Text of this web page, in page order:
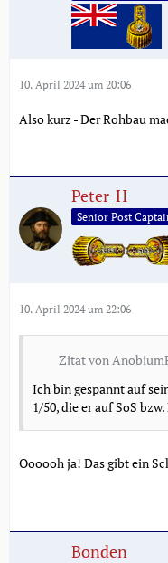
10. April 2024 um 20:06
Also kurz - Der Rohbau
Peter_H
Senior Post
10. April 2024 um 22:06
Zitat von
Ich bin gespannt auf
1/50, die er auf SoS
Oooooh ja! Das gibt ein
Bonden